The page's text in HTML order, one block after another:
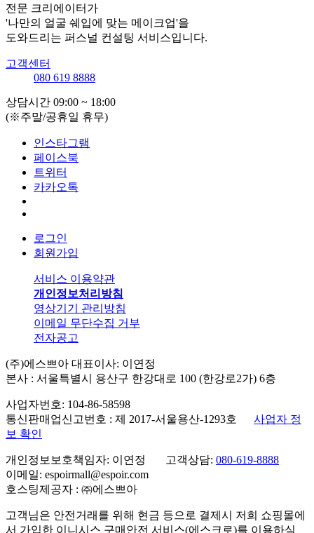
전문 크리에이터가
'나만의 얼굴 쉐입에 맞는 메이크업'을
도와드리는 퍼스널 컨설팅 서비스입니다.
고객센터
080 619 8888
상담시간 09:00 ~ 18:00
(※주말/공휴일 휴무)
인스타그램
페이스북
트위터
카카오톡
로그인
회원가입
서비스 이용약관
개인정보처리방침
영상기기 관리방침
이메일 무단수집 거부
전자공고
(주)에스쁘아 대표이사: 이연정
본사 : 서울특별시 용산구 한강대로 100 (한강로2가) 6층
사업자번호: 104-86-58598
통신판매업신고번호 : 제 2017-서울용산-1293호 사업자 정
보 확인
개인정보보호책임자: 이연정 고객상담: 080-619-8888
이메일: espoirmall@espoir.com
호스팅제공자 : ㈜에스쁘아
고객님은 안전거래를 위해 현금 등으로 결제시 저희 쇼핑몰에
서 가입한 이니시스 구매안전 서비스(에스크로)를 이용하실